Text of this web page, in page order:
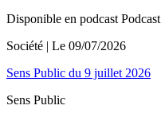
Disponible en podcast Podcast
Société | Le 09/07/2026
Sens Public du 9 juillet 2026
Sens Public